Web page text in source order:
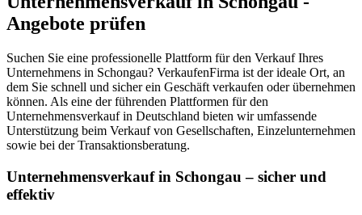
Angebote prüfen
Suchen Sie eine professionelle Plattform für den Verkauf Ihres
Unternehmens in Schongau? VerkaufenFirma ist der ideale Ort, an
dem Sie schnell und sicher ein Geschäft verkaufen oder übernehmen
können. Als eine der führenden Plattformen für den
Unternehmensverkauf in Deutschland bieten wir umfassende
Unterstützung beim Verkauf von Gesellschaften, Einzelunternehmen
sowie bei der Transaktionsberatung.
Unternehmensverkauf in Schongau – sicher und
effektiv